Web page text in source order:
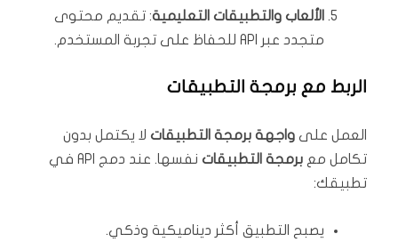
الألعاب والتطبيقات التعليمية: تقديم محتوى
متجدد عبر API للحفاظ على تجربة المستخدم.
الربط مع برمجة التطبيقات
العمل على واجهة برمجة التطبيقات لا يكتمل بدون
تكامل مع برمجة التطبيقات
نفسها. عند دمج API في
تطبيقك:
يصبح التطبيق أكثر ديناميكية وذكي.